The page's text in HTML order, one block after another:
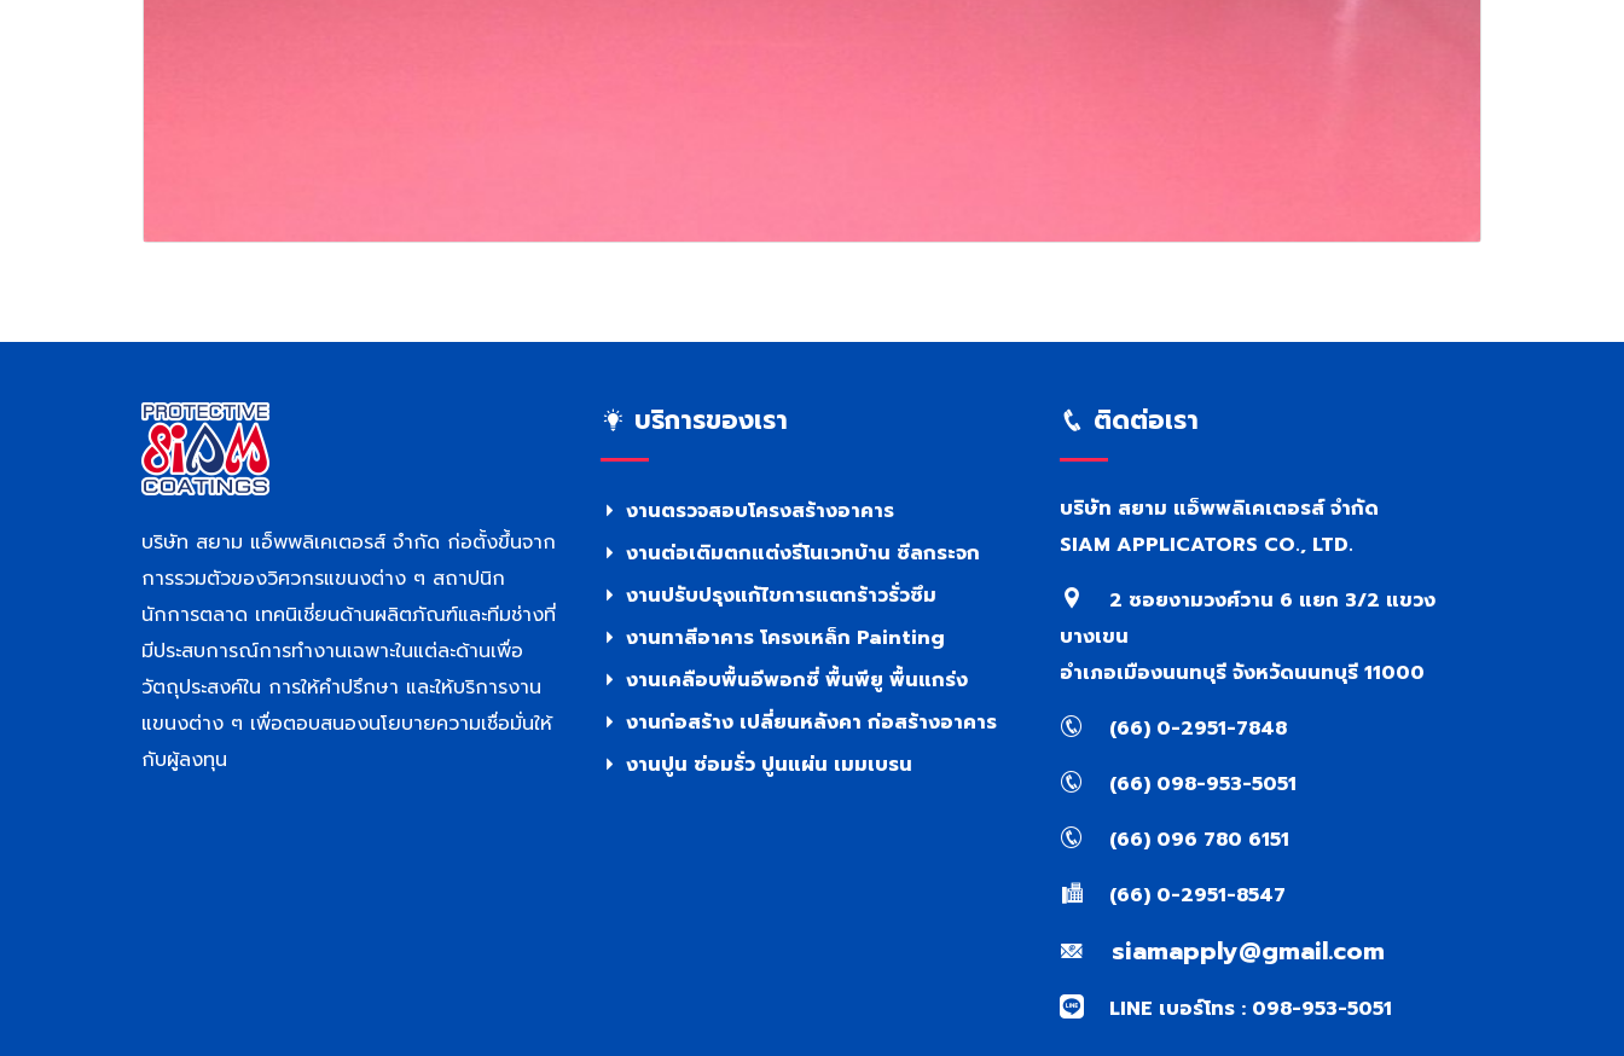
บริษัท สยาม แอ็พพลิเคเตอรส์ จำกัด ก่อตั้งขึ้นจาก
การรวมตัวของวิศวกรแขนงต่าง ๆ สถาปนิก
นักการตลาด เทคนิเชี่ยนด้านผลิตภัณฑ์และทีมช่างที่
มีประสบการณ์การทำงานเฉพาะในแต่ละด้านเพื่อ
วัตถุประสงค์ใน การให้คำปรึกษา และให้บริการงาน
แขนงต่าง ๆ เพื่อตอบสนองนโยบายความเชื่อมั่นให้
กับผู้ลงทุน
บริการของเรา
งานตรวจสอบโครงสร้างอาคาร
งานต่อเติมตกแต่งรีโนเวทบ้าน ซีลกระจก
งานปรับปรุงแก้ไขการแตกร้าวรั่วซึม
งานทาสีอาคาร โครงเหล็ก Painting
งานเคลือบพื้นอีพอกซี่ พื้นพียู พื้นแกร่ง
งานก่อสร้าง เปลี่ยนหลังคา ก่อสร้างอาคาร
งานปูน ซ่อมรั่ว ปูนแผ่น เมมเบรน
ติดต่อเรา
บริษัท สยาม แอ็พพลิเคเตอรส์ จำกัด
SIAM APPLICATORS CO., LTD.
2 ซอยงามวงศ์วาน 6 แยก 3/2 แขวง
บางเขน
อำเภอเมืองนนทบุรี จังหวัดนนทบุรี 11000
(66) 0-2951-7848
(66) 098-953-5051
(66) 096 780 6151
(66) 0-2951-8547
siamapply@gmail.com
LINE เบอร์โทร : 098-953-5051